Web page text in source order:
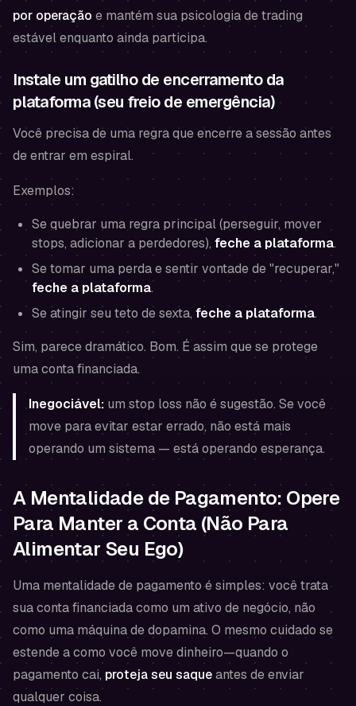
por operação e mantém sua psicologia de trading
estável enquanto ainda participa.
Instale um gatilho de encerramento da
plataforma (seu freio de emergência)
Você precisa de uma regra que encerre a sessão antes
de entrar em espiral.
Exemplos:
Se quebrar uma regra principal (perseguir, mover
stops, adicionar a perdedores), feche a plataforma.
Se tomar uma perda e sentir vontade de "recuperar,"
feche a plataforma.
Se atingir seu teto de sexta, feche a plataforma.
Sim, parece dramático. Bom. É assim que se protege
uma conta financiada.
Inegociável: um stop loss não é sugestão. Se você
move para evitar estar errado, não está mais
operando um sistema — está operando esperança.
A Mentalidade de Pagamento: Opere
Para Manter a Conta (Não Para
Alimentar Seu Ego)
Uma mentalidade de pagamento é simples: você trata
sua conta financiada como um ativo de negócio, não
como uma máquina de dopamina. O mesmo cuidado se
estende a como você move dinheiro—quando o
pagamento cai, proteja seu saqueantes de enviar
qualquer coisa.